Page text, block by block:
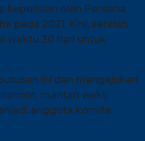
kepolisian oleh Perdana
pada 2021. Kini, setelah
waktu 30 hari untuk
ini dan mengajukan
mantan wakil
anggota komite